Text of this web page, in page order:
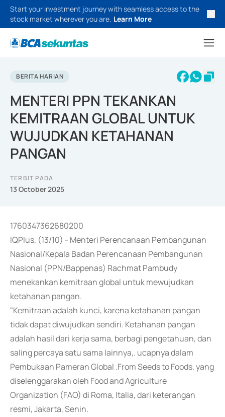
Start your investment journey with seamless access to the
stock market wherever you are. Learn More
BERITA HARIAN
MENTERI PPN TEKANKAN
KEMITRAAN GLOBAL UNTUK
WUJUDKAN KETAHANAN
PANGAN
TERBIT PADA
13 October 2025
1760347362680200
IQPlus, (13/10) - Menteri Perencanaan Pembangunan
Nasional/Kepala Badan Perencanaan Pembangunan
Nasional (PPN/Bappenas) Rachmat Pambudy
menekankan kemitraan global untuk mewujudkan
ketahanan pangan.
"Kemitraan adalah kunci, karena ketahanan pangan
tidak dapat diwujudkan sendiri. Ketahanan pangan
adalah hasil dari kerja sama, berbagi pengetahuan, dan
saling percaya satu sama lainnya,. ucapnya dalam
Pembukaan Pameran Global .From Seeds to Foods. yang
diselenggarakan oleh Food and Agriculture
Organization (FAO) di Roma, Italia, dari keterangan
resmi, Jakarta, Senin.